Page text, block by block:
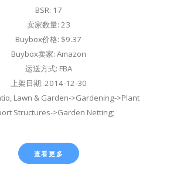
BSR: 17
卖家数量: 23
Buybox价格: $9.37
Buybox卖家: Amazon
运送方式: FBA
上架日期: 2014-12-30
Lawn & Garden->Gardening->Plant
Structures->Garden Netting;
查看更多